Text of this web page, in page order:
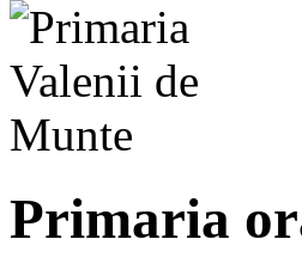
Primaria